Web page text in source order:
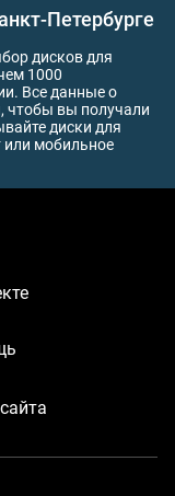
Петербурге
дисков для
1000
Все данные о
чтобы вы получали
диски для
или мобильное